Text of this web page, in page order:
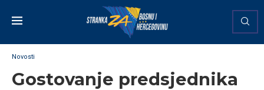
Novosti
Gostovanje predsjednika